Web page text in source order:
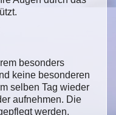
besonders
keine besonderen
selben Tag wieder
aufnehmen. Die
werden.